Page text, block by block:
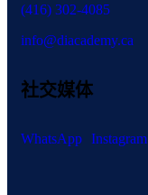
(416) 302-4085
info@diacademy.ca
社交媒体
WhatsApp Instagram